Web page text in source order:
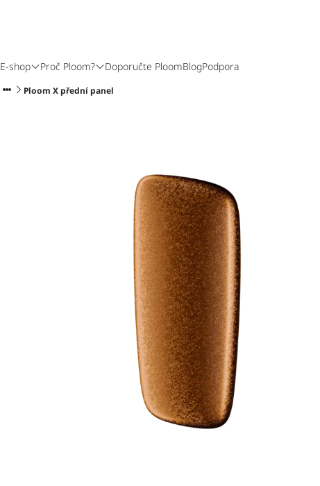
E-shop Proč Ploom? Doporučte PloomBlogPodpora
Ploom X přední panel